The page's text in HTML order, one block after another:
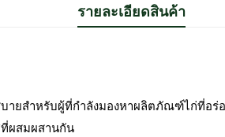
รายละเอียดสินค้า
บายสำหรับผู้ที่กำลังมองหาผลิตภัณฑ์ไก่ที่
ผสมผสานกัน